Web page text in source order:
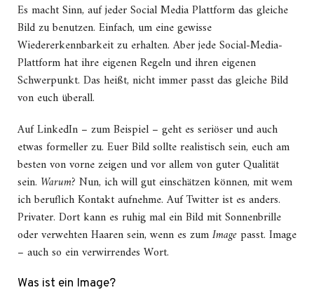
Es macht Sinn, auf jeder Social Media Plattform das gleiche
Bild zu benutzen. Einfach, um eine gewisse
Wiedererkennbarkeit zu erhalten. Aber jede Social-Media-
Plattform hat ihre eigenen Regeln und ihren eigenen
Schwerpunkt. Das heißt, nicht immer passt das gleiche Bild
von euch überall.
Auf LinkedIn – zum Beispiel – geht es seriöser und auch
etwas formeller zu. Euer Bild sollte realistisch sein, euch am
besten von vorne zeigen und vor allem von guter Qualität
sein. Warum? Nun, ich will gut einschätzen können, mit wem
ich beruflich Kontakt aufnehme. Auf Twitter ist es anders.
Privater. Dort kann es ruhig mal ein Bild mit Sonnenbrille
oder verwehten Haaren sein, wenn es zumImagepasst. Image
– auch so ein verwirrendes Wort.
Was ist ein Image?